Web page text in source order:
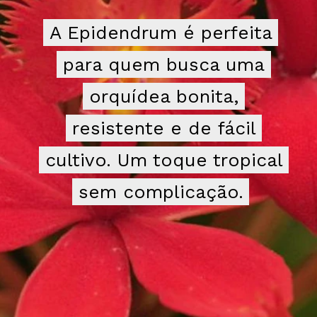
A Epidendrum é perfeita
para quem busca uma
orquídea bonita,
resistente e de fácil
cultivo. Um toque tropical
sem complicação.
A Epidendrum é perfeita
para quem busca uma
orquídea bonita,
resistente e de fácil
cultivo. Um toque tropical
sem complicação.